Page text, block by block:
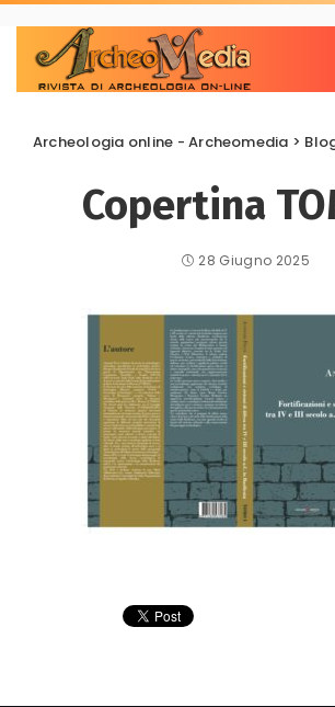
Archeologia online - Archeomedia >
Copertina
28 Giugno 2025